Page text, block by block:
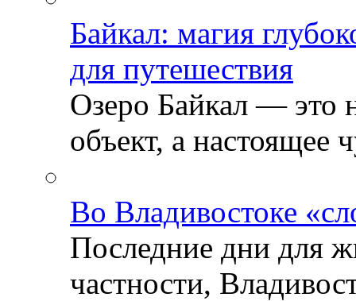
Байкал: магия
для путешествия
Озеро Байкал — это
объект, а настоящее
Во Владивостоке
Последние дни для
частности,